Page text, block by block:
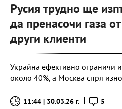
Русия трудно ще
да пренасочи газа
други клиенти
Украйна ефективно ограничи
около 40%, а Москва спря
11:44 | 30.03.26 г. 5